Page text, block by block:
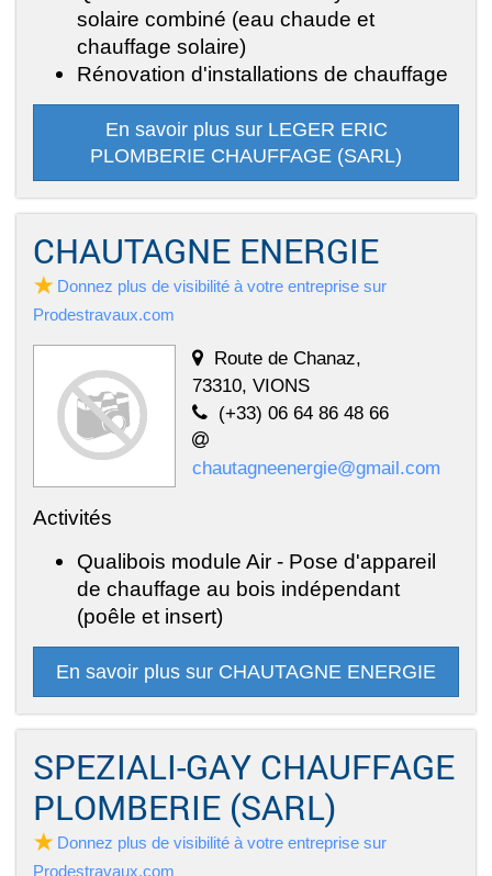
solaire combiné (eau chaude et
chauffage solaire)
Rénovation d'installations de chauffage
En savoir plus sur LEGER ERIC
PLOMBERIE CHAUFFAGE (SARL)
CHAUTAGNE ENERGIE
Donnez plus de visibilité à votre entreprise sur
Prodestravaux.com
Route de Chanaz,
73310, VIONS
(+33) 06 64 86 48 66
chautagneenergie@gmail.com
Activités
Qualibois module Air - Pose d'appareil
de chauffage au bois indépendant
(poêle et insert)
En savoir plus sur CHAUTAGNE ENERGIE
SPEZIALI-GAY CHAUFFAGE
PLOMBERIE (SARL)
Donnez plus de visibilité à votre entreprise sur
Prodestravaux.com